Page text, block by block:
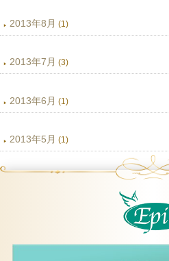
2013年8月 (1)
2013年7月 (3)
2013年6月 (1)
2013年5月 (1)